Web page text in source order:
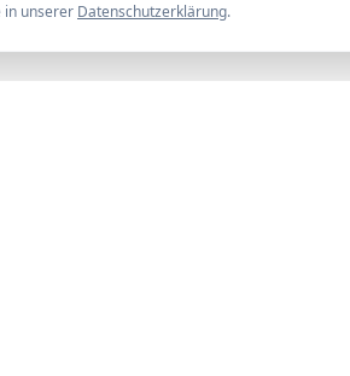
in unserer Datenschutzerklärung.